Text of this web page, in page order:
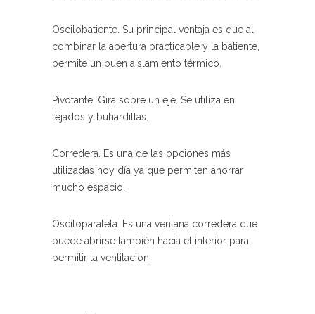
Oscilobatiente. Su principal ventaja es que al
combinar la apertura practicable y la batiente,
permite un buen aislamiento térmico.
Pivotante. Gira sobre un eje. Se utiliza en
tejados y buhardillas.
Corredera. Es una de las opciones más
utilizadas hoy día ya que permiten ahorrar
mucho espacio.
Osciloparalela. Es una ventana corredera que
puede abrirse también hacia el interior para
permitir la ventilacion.